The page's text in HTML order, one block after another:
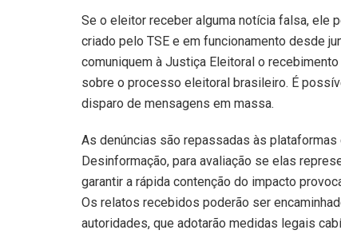
Se o eleitor receber alguma notícia falsa, ele
criado pelo TSE e em funcionamento desde
comuniquem à Justiça Eleitoral o
sobre o processo eleitoral brasileiro. É
disparo de mensagens em massa.
As denúncias são repassadas às
Desinformação, para avaliação se elas
garantir a rápida contenção do impacto
Os relatos recebidos poderão ser
autoridades, que adotarão medidas legais